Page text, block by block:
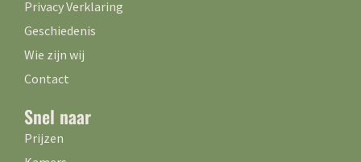
Privacy Verklaring
Geschiedenis
Wie zijn wij
Contact
Snel naar
Prijzen